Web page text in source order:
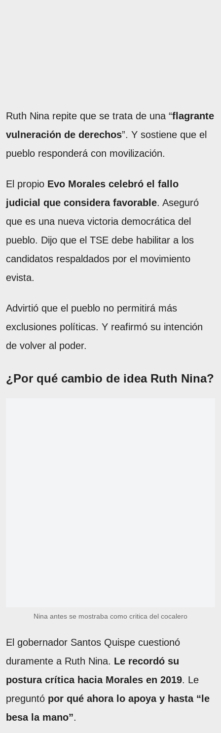
Ruth Nina repite que se trata de una “flagrante
vulneración de derechos”. Y sostiene que el
pueblo responderá con movilización.
El propio Evo Morales celebró el fallo
judicial que considera favorable. Aseguró
que es una nueva victoria democrática del
pueblo. Dijo que el TSE debe habilitar a los
candidatos respaldados por el movimiento
evista.
Advirtió que el pueblo no permitirá más
exclusiones políticas. Y reafirmó su intención
de volver al poder.
¿Por qué cambio de idea Ruth Nina?
Nina antes se mostraba como critica del cocalero
El gobernador Santos Quispe cuestionó
duramente a Ruth Nina. Le recordó su
postura crítica hacia Morales en 2019. Le
preguntó por qué ahora lo apoya y hasta “le
besa la mano”.